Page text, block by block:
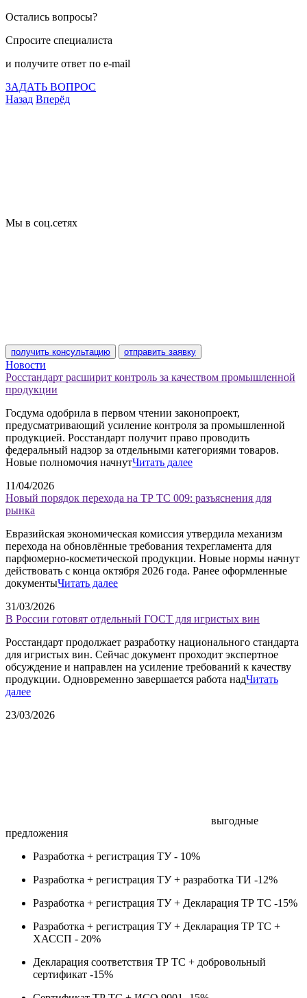
Остались вопросы?
Спросите специалиста
и получите ответ по e-mail
ЗАДАТЬ ВОПРОС
Назад Вперёд
Мы в соц.сетях
получить консультацию отправить заявку
Новости
Росстандарт расширит контроль за качеством промышленной
продукции
Госдума одобрила в первом чтении законопроект,
предусматривающий усиление контроля за промышленной
продукцией. Росстандарт получит право проводить
федеральный надзор за отдельными категориями товаров.
Новые полномочия начнутЧитать далее
11/04/2026
Новый порядок перехода на ТР ТС 009: разъяснения для
рынка
Евразийская экономическая комиссия утвердила механизм
перехода на обновлённые требования техрегламента для
парфюмерно-косметической продукции. Новые нормы начнут
действовать с конца октября 2026 года. Ранее оформленные
документыЧитать далее
31/03/2026
В России готовят отдельный ГОСТ для игристых вин
Росстандарт продолжает разработку национального стандарта
для игристых вин. Сейчас документ проходит экспертное
обсуждение и направлен на усиление требований к качеству
продукции. Одновременно завершается работа надЧитать
далее
23/03/2026
выгодные
предложения
Разработка + регистрация ТУ - 10%
Разработка + регистрация ТУ + разработка ТИ -12%
Разработка + регистрация ТУ + Декларация ТР ТС -15%
Разработка + регистрация ТУ + Декларация ТР ТС +
ХАССП - 20%
Декларация соответствия ТР ТС + добровольный
сертификат -15%